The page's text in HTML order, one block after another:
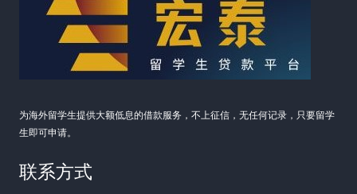
为海外留学生提供大额低息的借款服务，不上征信，无任何记录，只要留学
生即可申请。
联系方式